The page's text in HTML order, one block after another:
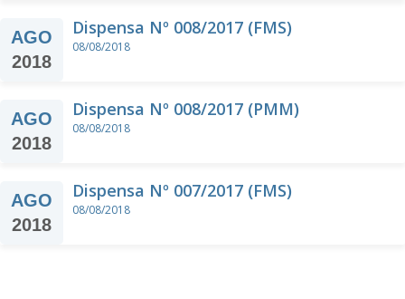
AGO
2018
Dispensa Nº 008/2017 (FMS)
08/08/2018
AGO
2018
Dispensa Nº 008/2017 (PMM)
08/08/2018
AGO
2018
Dispensa Nº 007/2017 (FMS)
08/08/2018